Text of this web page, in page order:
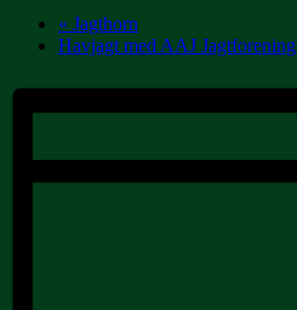
« Jagthorn
Havjagt med AAJ Jagtforening